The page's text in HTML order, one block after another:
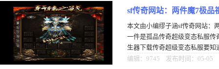
sf传奇网站：两件魔7极品
品
本文由小编缪子涵sf传奇网站：
一件是孤品传奇超级变态私服
生器下载传奇超级变态私服要
复古版本中非常难得了，虽然复
编辑：9745 发布时间：05-05